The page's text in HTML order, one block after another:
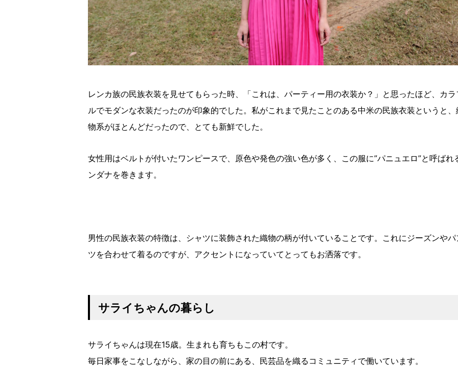
レンカ族の民族衣装を見せてもらった時、「これは、パーティー用の衣装か？」と思ったほど、カラ
ルでモダンな衣装だったのが印象的でした。私がこれまで見たことのある中米の民族衣装というと、
物系がほとんどだったので、とても新鮮でした。
女性用はベルトが付いたワンピースで、原色や発色の強い色が多く、この服に”パニュエロ”と呼ばれ
ンダナを巻きます。
男性の民族衣装の特徴は、シャツに装飾された織物の柄が付いていることです。これにジーズンやパ
ツを合わせて着るのですが、アクセントになっていてとってもお洒落です。
サライちゃんの暮らし
サライちゃんは現在15歳。生まれも育ちもこの村です。
毎日家事をこなしながら、家の目の前にある、民芸品を織るコミュニティで働いています。